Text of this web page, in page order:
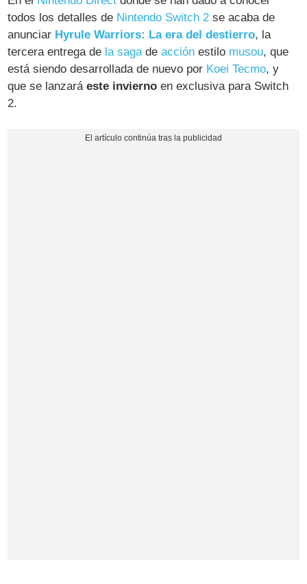
todos los detalles de Nintendo Switch 2 se acaba de
anunciar Hyrule Warriors: La era del destierro, la
tercera entrega de la sagadeacción estilo musou, que
está siendo desarrollada de nuevo por Koei Tecmo, y
que se lanzaráeste invierno en exclusiva para Switch
2.